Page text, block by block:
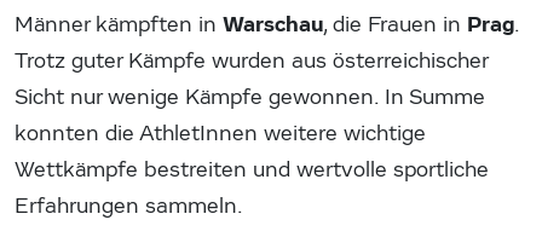
Männer kämpften in Warschau, die Frauen in Prag.
Trotz guter Kämpfe wurden aus österreichischer
Sicht nur wenige Kämpfe gewonnen. In Summe
konnten die AthletInnen weitere wichtige
Wettkämpfe bestreiten und wertvolle sportliche
Erfahrungen sammeln.